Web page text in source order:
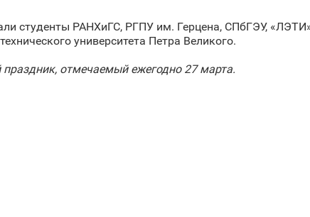
студенты РАНХиГС, РГПУ им. Герцена, СПбГЭУ,
университета Петра Великого.
отмечаемый ежегодно 27 марта.